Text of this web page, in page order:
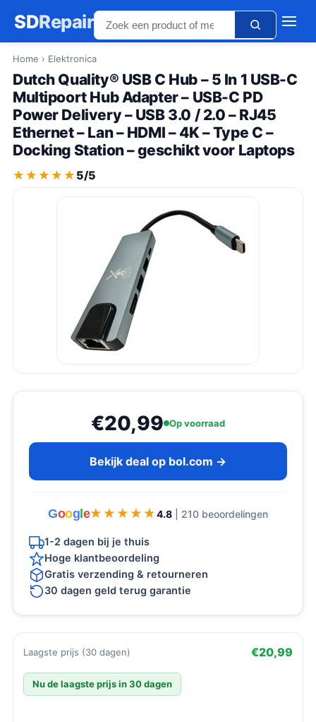
SDRepair
Home › Elektronica
Dutch Quality® USB C Hub – 5 In 1 USB-C
Multipoort Hub Adapter – USB-C PD
Power Delivery – USB 3.0 / 2.0 – RJ45
Ethernet – Lan – HDMI – 4K – Type C –
Docking Station – geschikt voor Laptops
★★★★★
★★★★★ 5/5
€20,99 Op voorraad
Bekijk deal op bol.com →
Goog e★★★★★
★★★★★ 4.8 | 210 beoordelingen
1-2 dagen bij je thuis
Hoge klantbeoordeling
Gratis verzending & retourneren
30 dagen geld terug garantie
Laagste prijs (30 dagen) €20,99
Nu de laagste prijs in 30 dagen